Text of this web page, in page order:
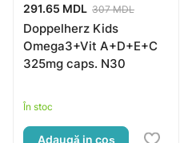
291.65 MDL 307 MDL
Doppelherz Kids
Omega3+Vit A+D+E+C
325mg caps. N30
În stoc
Adaugă in coş